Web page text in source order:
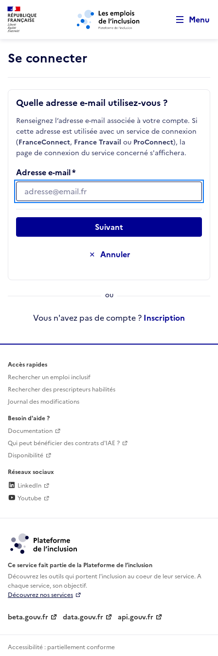
Aller au menu principal Aller au contenu principal
Menu
Se connecter
Quelle adresse e-mail utilisez-vous ?
Renseignez l’adresse e-mail associée à votre compte. Si
cette adresse est utilisée avec un service de connexion
(FranceConnect, France Travail ou ProConnect), la
page de connexion du service concerné s'affichera.
Adresse e-mail
Adresse e-mail
Annuler
Suivant
Vous n'avez pas de compte ? Inscription
Accès rapides
Rechercher un emploi inclusif
Rechercher des prescripteurs habilités
Journal des modifications
Besoin d'aide ?
Documentation
Qui peut bénéficier des contrats d'IAE ?
Disponibilité
Réseaux sociaux
LinkedIn
Youtube
Ce service fait partie de la Plateforme de l’inclusion
Découvrez les outils qui portent l'inclusion aucoeur de leur service. A
chaque service, son objectif.
Découvrez nos services
beta.gouv.fr data.gouv.fr api.gouv.fr
Accessibilité : partiellement conforme
Retour au début de la page
Panneau de gestion des cookies